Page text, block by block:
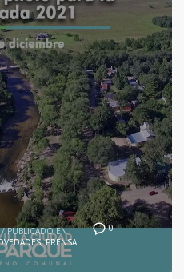
0
/ PUBLICADO EN
,PRENSA